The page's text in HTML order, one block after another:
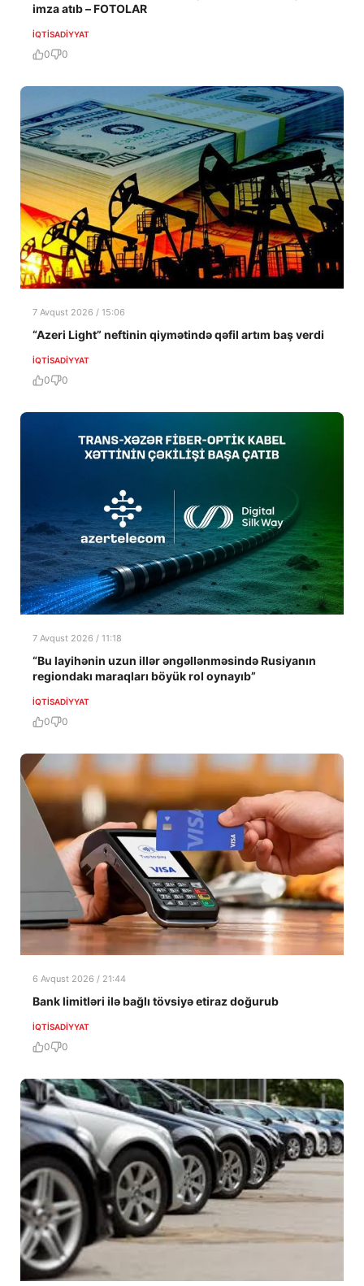
imza atıb – FOTOLAR
İQTISADIYYAT
0 0
7 Avqust 2026 / 15:06
“Azeri Light” neftinin qiymətində qəfil artım baş verdi
İQTISADIYYAT
0 0
7 Avqust 2026 / 11:18
“Bu layihənin uzun illər əngəllənməsində Rusiyanın
regiondakı maraqları böyük rol oynayıb”
İQTISADIYYAT
0 0
6 Avqust 2026 / 21:44
Bank limitləri ilə bağlı tövsiyə etiraz doğurub
İQTISADIYYAT
0 0